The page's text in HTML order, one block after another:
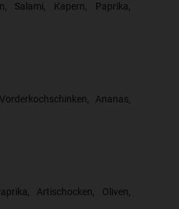
Salami, Kapern, Paprika,
Ananas,
Artischocken, Oliven,